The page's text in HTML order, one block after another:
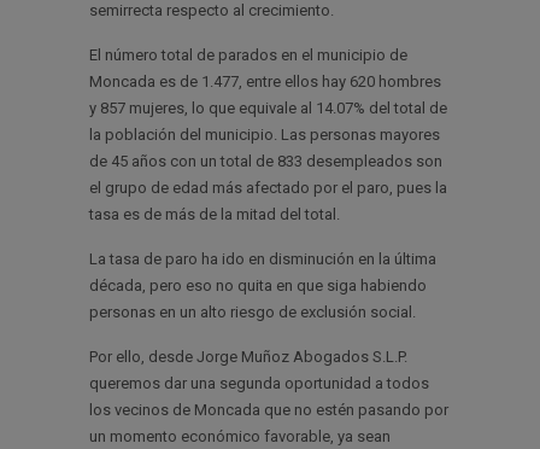
semirrecta respecto al crecimiento.
El número total de parados en el municipio de
Moncada es de 1.477, entre ellos hay 620 hombres
y 857 mujeres, lo que equivale al 14.07% del total de
la población del municipio. Las personas mayores
de 45 años con un total de 833 desempleados son
el grupo de edad más afectado por el paro, pues la
tasa es de más de la mitad del total.
La tasa de paro ha ido en disminución en la última
década, pero eso no quita en que siga habiendo
personas en un alto riesgo de exclusión social.
Por ello, desde Jorge Muñoz Abogados S.L.P.
queremos dar una segunda oportunidad a todos
los vecinos de Moncada que no estén pasando por
un momento económico favorable, ya sean